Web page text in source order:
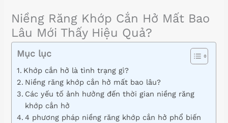
Niềng Răng Khớp Cắn Hở Mất Bao
Lâu Mới Thấy Hiệu Quả?
Mục lục
Khớp cắn hở là tình trạng gì?
Niềng răng khớp cắn hở mất bao lâu?
Các yếu tố ảnh hưởng đến thời gian niềng răng
khớp cắn hở
4 phương pháp niềng răng khớp cắn hở phổ biến